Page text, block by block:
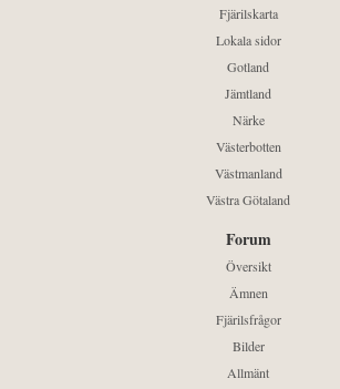
Fjärilskarta
Lokala sidor
Gotland
Jämtland
Närke
Västerbotten
Västmanland
Västra Götaland
Forum
Översikt
Ämnen
Fjärilsfrågor
Bilder
Allmänt